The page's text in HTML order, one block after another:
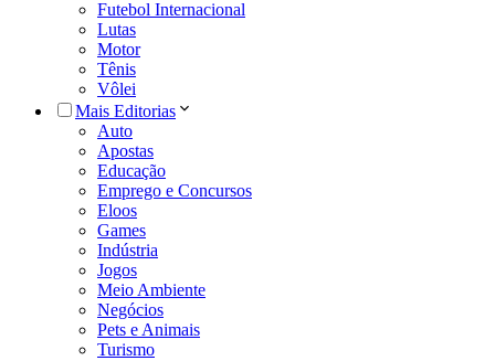
Futebol Internacional
Lutas
Motor
Tênis
Vôlei
Mais Editorias
Auto
Apostas
Educação
Emprego e Concursos
Eloos
Games
Indústria
Jogos
Meio Ambiente
Negócios
Pets e Animais
Turismo